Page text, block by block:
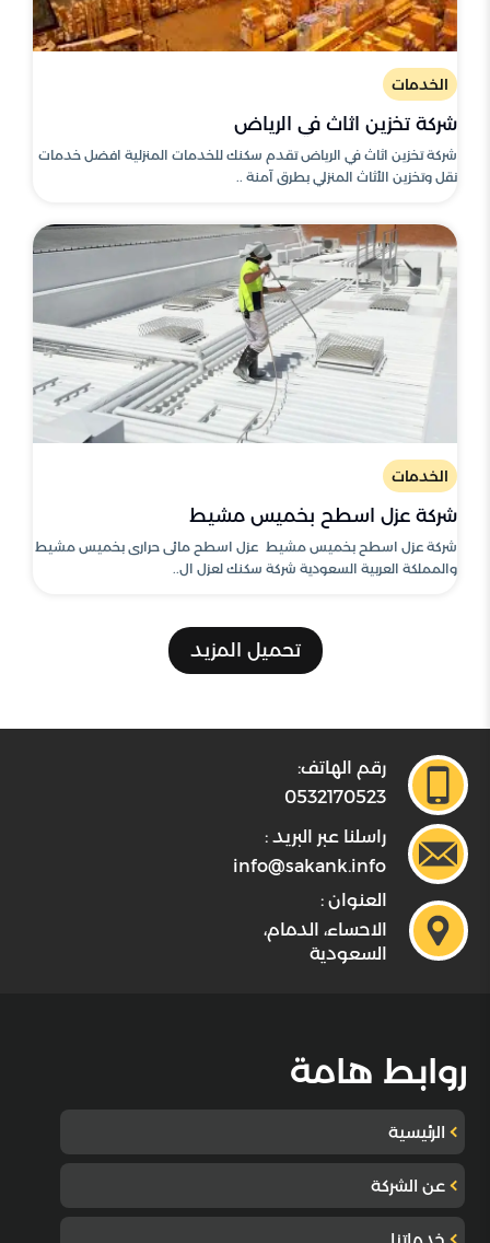
الخدمات
شركة تخزين اثاث في الرياض
شركة تخزين اثاث في الرياض تقدم سكنك للخدمات المنزلية افضل خدمات
نقل وتخزين الأثاث المنزلي بطرق آمنة ..
الخدمات
شركة عزل اسطح بخميس مشيط
شركة عزل اسطح بخميس مشيط عزل اسطح مائى حرارى بخميس مشيط
والمملكة العربية السعودية شركة سكنك لعزل ال..
تحميل المزيد
رقم الهاتف:
0532170523
راسلنا عبر البريد :
info@sakank.info
العنوان :
الاحساء، الدمام،
السعودية
روابط هامة
الرئيسية
عن الشركة